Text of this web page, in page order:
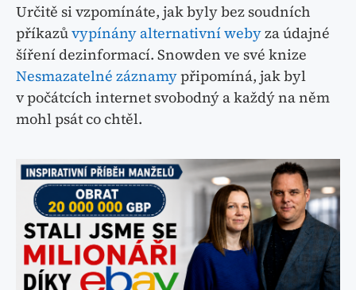
Určitě si vzpomínáte, jak byly bez soudních
příkazůvypínány alternativní webyza údajné
šíření dezinformací. Snowden ve své knize
Nesmazatelné záznamypřipomíná, jak byl
v počátcích internet svobodný a každý na něm
mohl psát co chtěl.